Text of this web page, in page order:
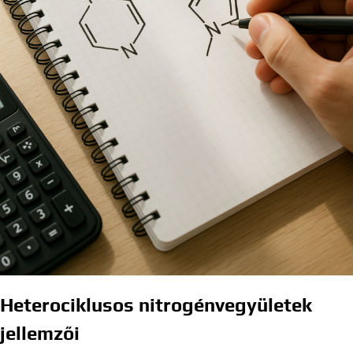
Heterociklusos nitrogénvegyületek
jellemzői